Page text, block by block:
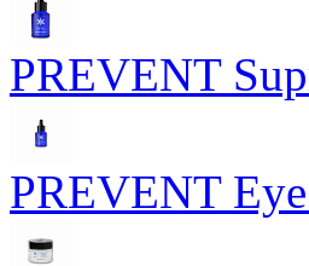
PREVENT
PREVENT Eye